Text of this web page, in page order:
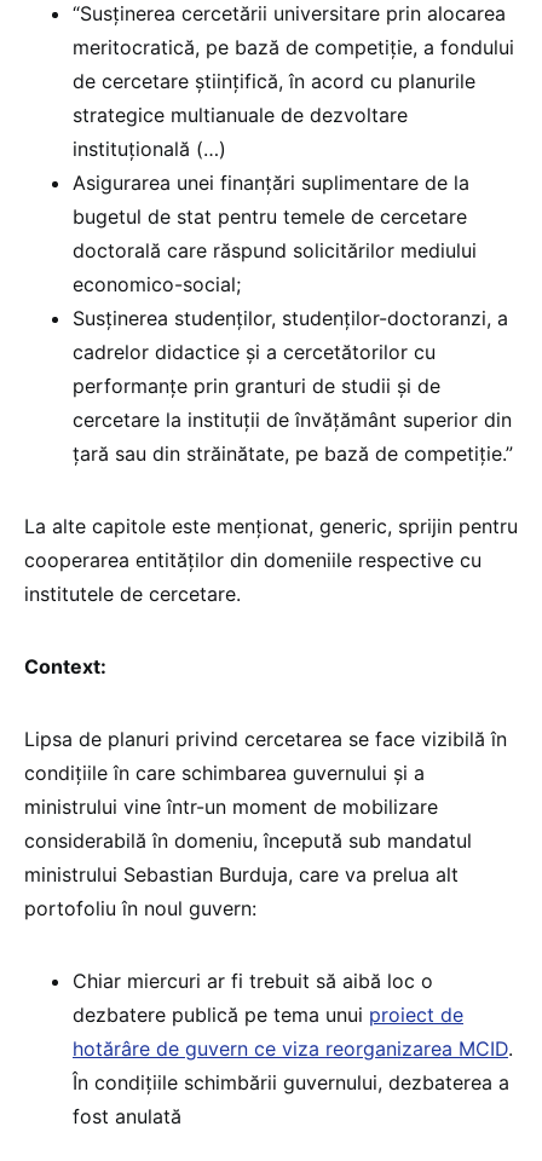
“Susținerea cercetării universitare prin alocarea
meritocratică, pe bază de competiție, a fondului
de cercetare științifică, în acord cu planurile
strategice multianuale de dezvoltare
instituțională (…)
Asigurarea unei finanțări suplimentare de la
bugetul de stat pentru temele de cercetare
doctorală care răspund solicitărilor mediului
economico-social;
Susținerea studenților, studenților-doctoranzi, a
cadrelor didactice și a cercetătorilor cu
performanțe prin granturi de studii și de
cercetare la instituții de învățământ superior din
țară sau din străinătate, pe bază de competiție.”
La alte capitole este menționat, generic, sprijin pentru
cooperarea entităților din domeniile respective cu
institutele de cercetare.
Context:
Lipsa de planuri privind cercetarea se face vizibilă în
condițiile în care schimbarea guvernului și a
ministrului vine într-un moment de mobilizare
considerabilă în domeniu, începută sub mandatul
ministrului Sebastian Burduja, care va prelua alt
portofoliu în noul guvern:
Chiar miercuri ar fi trebuit să aibă loc o
dezbatere publică pe tema unui proiect de
hotărâre de guvern ce viza reorganizarea MCID.
În condițiile schimbării guvernului, dezbaterea a
fost anulată